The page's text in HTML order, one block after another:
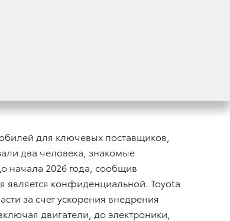
для ключевых поставщиков,
два человека, знакомые
начала 2026 года, сообщив
конфиденциальной. Toyota
за счет ускорения внедрения
двигатели, до электроники,